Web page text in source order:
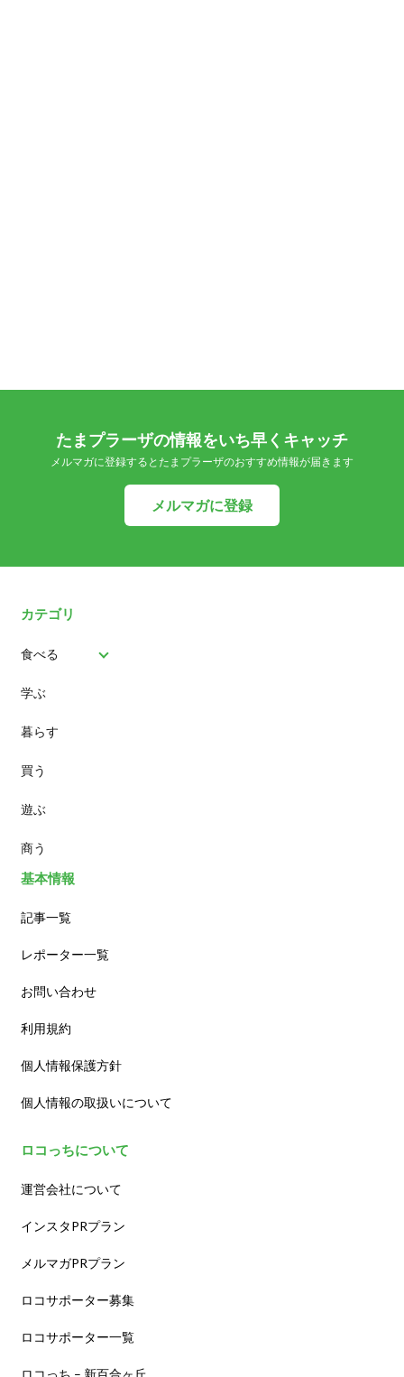
たまプラーザの情報をいち早くキャッチ
メルマガに登録するとたまプラーザのおすすめ情報が届きます
メルマガに登録
カテゴリ
食べる
パン
スイーツ
ランチ
カフェ
学ぶ
暮らす
買う
遊ぶ
商う
基本情報
記事一覧
レポーター一覧
お問い合わせ
利用規約
個人情報保護方針
個人情報の取扱いについて
ロコっちについて
運営会社について
インスタPRプラン
メルマガPRプラン
ロコサポーター募集
ロコサポーター一覧
ロコっち – 新百合ヶ丘